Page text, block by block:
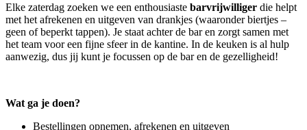
Elke zaterdag zoeken we een enthousiaste barvrijwilliger die helpt
met het afrekenen en uitgeven van drankjes (waaronder biertjes –
geen of beperkt tappen). Je staat achter de bar en zorgt samen met
het team voor een fijne sfeer in de kantine. In de keuken is al hulp
aanwezig, dus jij kunt je focussen op de bar en de gezelligheid!
Wat ga je doen?
Bestellingen opnemen, afrekenen en uitgeven